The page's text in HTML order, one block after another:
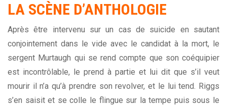
LA SCÈNE D’ANTHOLOGIE
Après être intervenu sur un cas de suicide en sautant
conjointement dans le vide avec le candidat à la mort, le
sergent Murtaugh qui se rend compte que son coéquipier
est incontrôlable, le prend à partie et lui dit que s’il veut
mourir il n’a qu’à prendre son revolver, et le lui tend. Riggs
s’en saisit et se colle le flingue sur la tempe puis sous le